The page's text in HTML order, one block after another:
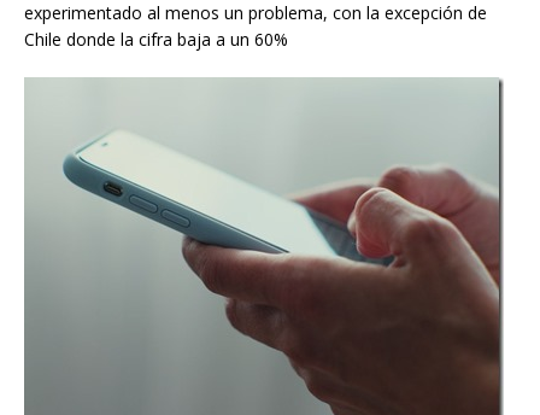
experimentado al menos un problema, con la excepción de
Chile donde la cifra baja a un 60%